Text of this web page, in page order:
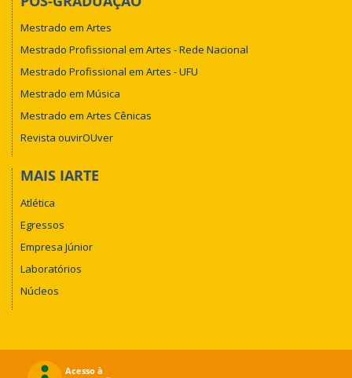
Mestrado em Artes
Mestrado Profissional em Artes - Rede Nacional
Mestrado Profissional em Artes - UFU
Mestrado em Música
Mestrado em Artes Cênicas
Revista ouvirOUver
MAIS IARTE
Atlética
Egressos
Empresa Júnior
Laboratórios
Núcleos